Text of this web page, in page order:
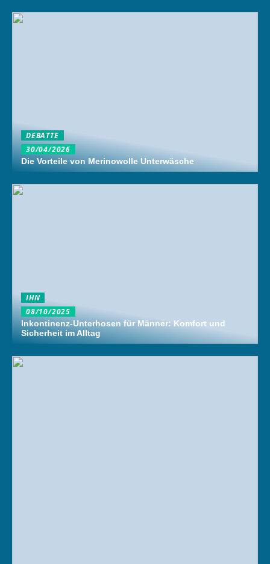
DEBATTE
30/04/2026
Die Vorteile von Merinowolle Unterwäsche
IHN
08/10/2025
Inkontinenz-Unterhosen für Männer: Komfort und
Sicherheit im Alltag